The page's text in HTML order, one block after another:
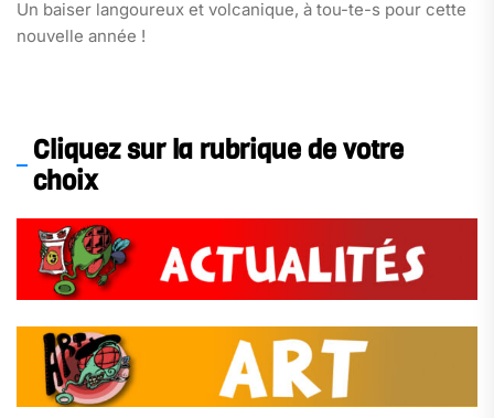
Un baiser langoureux et volcanique, à tou-te-s pour cette
nouvelle année !
Cliquez sur la rubrique de votre
choix